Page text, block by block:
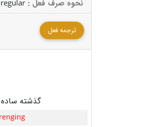
regular : نحوه صرف فعل
ترجمه فعل
گذشته ساده